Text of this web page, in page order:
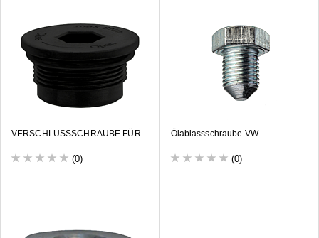
VERSCHLUSSSCHRAUBE FÜR...
(0)
Ölablassschraube VW
(0)